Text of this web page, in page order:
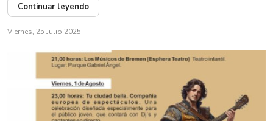
Continuar leyendo
Viernes, 25 Julio 2025